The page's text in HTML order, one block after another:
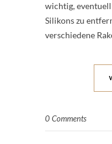
wichtig, eventuell
Silikons zu
verschiedene
0 Comments